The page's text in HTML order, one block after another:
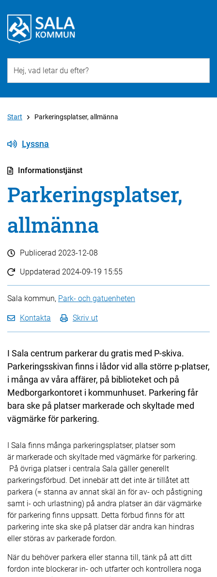
Start Parkeringsplatser, allmänna
Lyssna
Informationstjänst
Parkeringsplatser,
allmänna
Publicerad 2023-12-08
Uppdaterad 2024-09-19 15:55
Sala kommun, Park- och gatuenheten
Kontakta Skriv ut
I Sala centrum parkerar du gratis med P-skiva.
Parkeringsskivan finns i lådor vid alla större p-platser,
i många av våra affärer, på biblioteket och på
Medborgarkontoret i kommunhuset. Parkering får
bara ske på platser markerade och skyltade med
vägmärke för parkering.
I Sala finns många parkeringsplatser, platser som
är markerade och skyltade med vägmärke för parkering.
På övriga platser i centrala Sala gäller generellt
parkeringsförbud. Det innebär att det inte är tillåtet att
parkera (= stanna av annat skäl än för av- och påstigning
samt i- och urlastning) på andra platser än där vägmärke
för parkering finns uppsatt. Detta förbud finns för att
parkering inte ska ske på platser där andra kan hindras
eller störas av parkerade fordon.
När du behöver parkera eller stanna till, tänk på att ditt
fordon inte blockerar in- och utfarter och kontrollera noga